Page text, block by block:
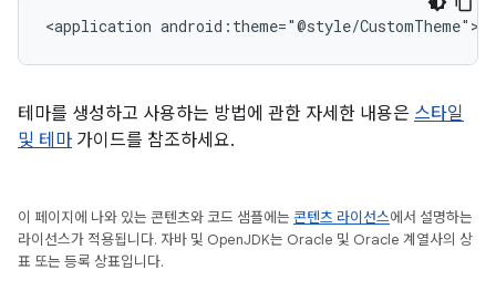
<application android:theme="@style/CustomTheme">
테마를 생성하고 사용하는 방법에 관한 자세한 내용은 스타일
및 테마 가이드를 참조하세요.
이 페이지에 나와 있는 콘텐츠와 코드 샘플에는 콘텐츠 라이선스에서 설명하는
라이선스가 적용됩니다. 자바 및 OpenJDK는 Oracle 및 Oracle 계열사의 상
표 또는 등록 상표입니다.